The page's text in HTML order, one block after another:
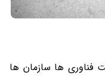
فناوری ها سازمان ها